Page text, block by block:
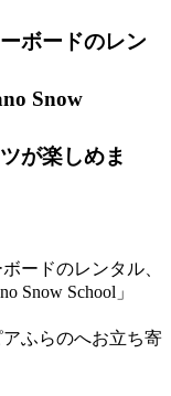
ボードのレン
Snow
が楽しめま
ードのレンタル、
Snow School」
ふらのへお立ち寄